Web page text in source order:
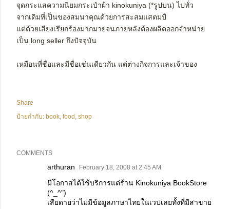
จุดกระแสความนิยมกระเป๋าผ้า kinokuniya (*รูปบน) ไปทั่ว
จากเดิมที่เป็นของสมนาคุณด้วยการสะสมแสตมป์
แต่ด้วยเสียงเรียกร้องมากมายจนภายหลังต้องผลิตออกจำหน่าย
เป็น long seller ถึงปัจจุบัน
เหมือนที่ชื่อและมีชื่อเช่นเดียวกัน แต่ต่างกิจการและเจ้าของ
Share
ป้ายกำกับ: book food shop
COMMENTS
arthuran February 18, 2008 at 2:45 AM
มีโอกาสได้ใช้บริการแต่ร้าน Kinokuniya BookStore
(^_^")
เสียดายว่าไม่มีข้อมูลภาษาไทยในเวปเลยทั้งที่มีสาขาย